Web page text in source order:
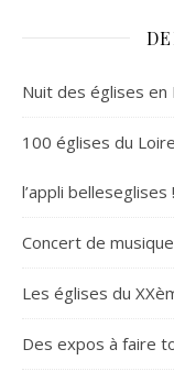
Nuit des églises en
100 églises du
l’appli belleseglises !
Concert de
Les églises du
Des expos à faire